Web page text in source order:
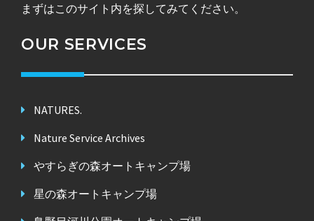
まずはこのサイト内を探してみてください。
OUR SERVICES
NATURES.
Nature Service Archives
やすらぎの森オートキャンプ場
星の森オートキャンプ場